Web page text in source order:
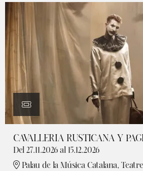
CAVALLERIA RUSTICANA Y
Del 27.11.2026 al 15.12.2026
Palau de la Música Catalana,